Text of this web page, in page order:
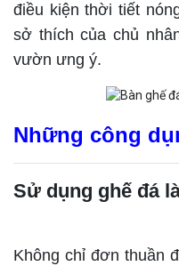
điều kiện thời tiết
sở thích của chủ
vườn ưng ý.
Những công
Sử dụng ghế đá
Không chỉ đơn thuần